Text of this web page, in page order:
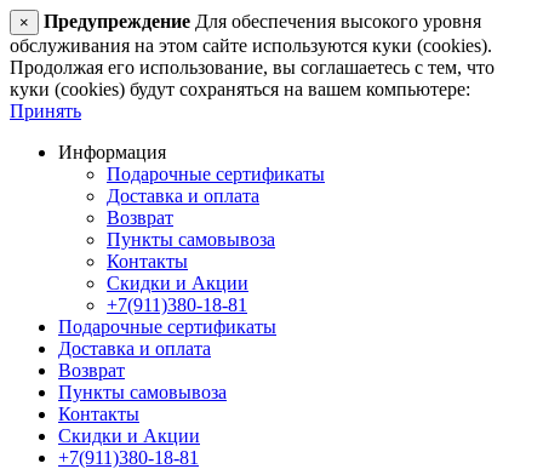
× Предупреждение Для обеспечения высокого уровня
обслуживания на этом сайте используются куки (cookies).
Продолжая его использование, вы соглашаетесь с тем, что
куки (cookies) будут сохраняться на вашем компьютере:
Принять
Информация
Подарочные сертификаты
Доставка и оплата
Возврат
Пункты самовывоза
Контакты
Скидки и Акции
+7(911)380-18-81
Подарочные сертификаты
Доставка и оплата
Возврат
Пункты самовывоза
Контакты
Скидки и Акции
+7(911)380-18-81